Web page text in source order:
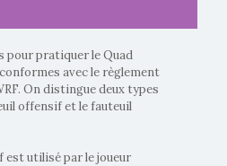
pour pratiquer le Quad
avec le règlement
On distingue deux types
offensif et le fauteuil
est utilisé par le joueur